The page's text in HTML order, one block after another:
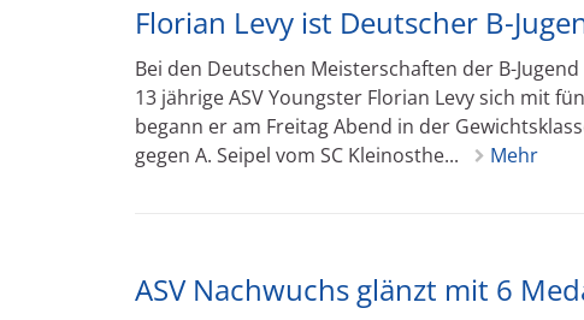
Florian Levy ist Deutscher B-
Bei den Deutschen Meisterschaften der B-
13 jährige ASV Youngster Florian Levy sich mit
begann er am Freitag Abend in der
gegen A. Seipel vom SC Kleinosthe...
Mehr
ASV Nachwuchs glänzt mit 6